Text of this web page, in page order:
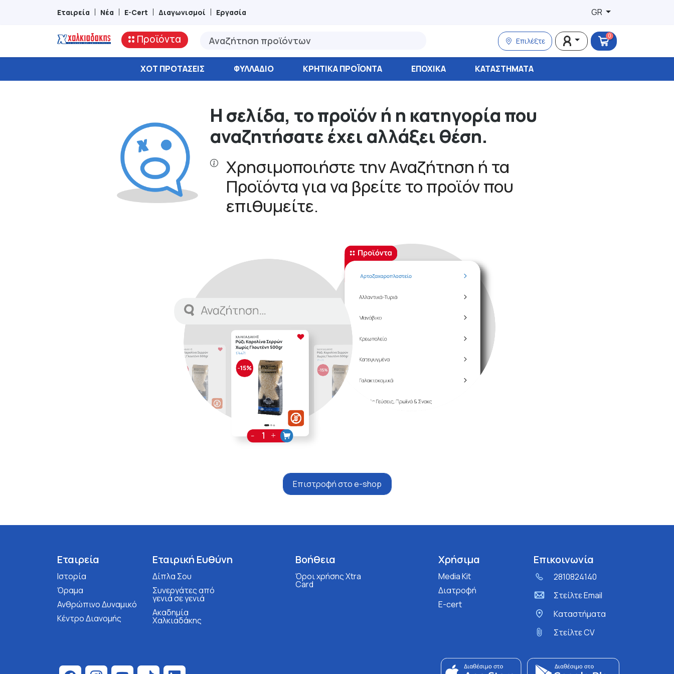
Εταιρεία Νέα E-Cert Διαγωνισμοί Εργασία GR
Προϊόντα Επιλέξτε
0
ΧΟΤ ΠΡΟΤΆΣΕΙΣ ΦΥΛΛΆΔΙΟ ΚΡΗΤΙΚΑ ΠΡΟΪΟΝΤΑ ΕΠΟΧΙΚΑ ΚΑΤΑΣΤΉΜΑΤΑ
Η σελίδα, το προϊόν ή η κατηγορία που
αναζητήσατε έχει αλλάξει θέση.
Χρησιμοποιήστε την Αναζήτηση ή τα
Προϊόντα για να βρείτε το προϊόν που
επιθυμείτε.
Επιστροφή στο e-shop
Εταιρεία
Ιστορία
Όραμα
Ανθρώπινο Δυναμικό
Κέντρο Διανομής
Εταιρική Ευθύνη
Δίπλα Σου
Συνεργάτες από
γενιά σε γενιά
Ακαδημία
Χαλκιαδάκης
Βοήθεια
Όροι χρήσης Xtra
Card
Χρήσιμα
Media Kit
Διατροφή
E-cert
Επικοινωνία
2810824140
Στείλτε Email
Kαταστήματα
Στείλτε CV